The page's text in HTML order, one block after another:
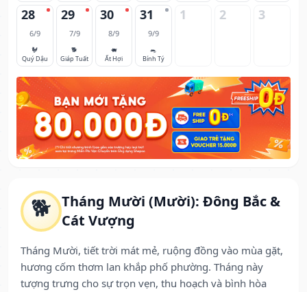
🐕 Tháng Mười (Mười): Đông Bắc &
Cát Vượng
Tháng Mười, tiết trời mát mẻ, ruộng đồng vào mùa gặt,
hương cốm thơm lan khắp phố phường. Tháng này
tượng trưng cho sự trọn vẹn, thu hoạch và bình hòa
28
6/9
🐓
Quý Dậu
29
7/9
🐕
Giáp Tuất
30
8/9
🐖
Ất Hợi
31
9/9
🐀
Bính Tý
1 2 3